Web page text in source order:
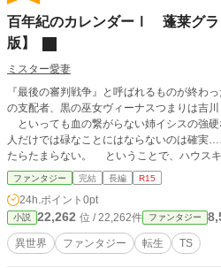
百年紀のカレンダーⅠ 蓬莱グ
版】
ミスター愛妻
『最後の審判戦争』と呼ばれるものが終
の支配者、黒の巫女ヴィーナスつまりは吉
といっても血の繋がらない姉イシスの強硬
人だけでは碌なことにはならないのは確
たらたまらない。 ということで、ハウスキーパーのサリーさんの厳命で、ク
リームヒルトさんがお目付け役に…… この惑星『蓬莱』で、クリームヒルト
さんはかけがえのない友達が出来た……そして厄
ラムより愛をこめて』から『惑星エラム 幻
ドストーリー…… 『百年紀のカレンダー』
ファンタジー 完結 長編 R15
24h.ポイント 0pt
小説 22,262 位 / 22,262件 ファンタジー
異世界 ファンタジー 転生 TS